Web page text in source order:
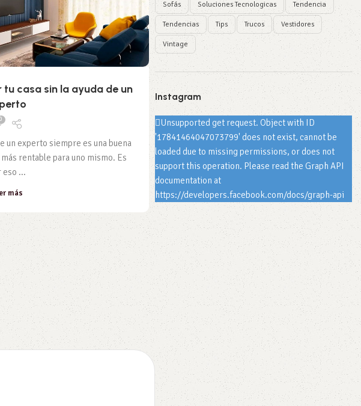
casa sin la ayuda de un
0
un experto siempre es una buena
rentable para uno mismo. Es
eso ...
más
SALÓN Y COMEDOR
Algunas ventajas de tener una
elevable en tu salón, moderna y
darle un toque moderno a
0
Las mesas de centro elevable son, en
clave para cualquier salón en un hogar.
Leer más
Sofás Soluciones Tecnologicas Tendencia
Tendencias Tips Trucos Vestidores
Vintage
Instagram
Unsupported get request. Object with ID
'17841464047073799' does not exist, cannot be
loaded due to missing permissions, or does not
support this operation. Please read the Graph API
documentation at
https://developers.facebook.com/docs/graph-api